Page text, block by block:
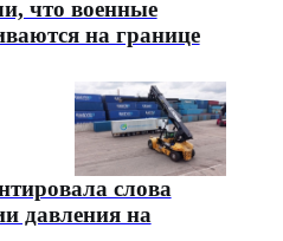
что военные
на границе
слова
давления на